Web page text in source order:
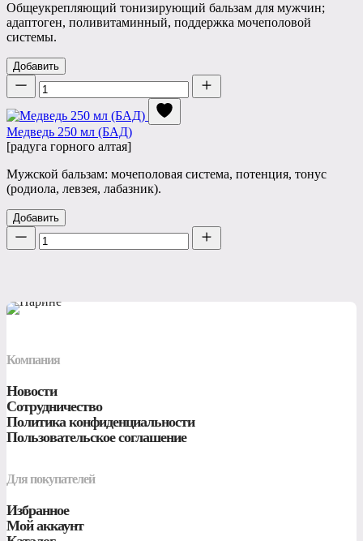
Общеукрепляющий тонизирующий бальзам для мужчин;
адаптоген, поливитаминный, поддержка мочеполовой
системы.
Добавить
Количество
Медведь 250 мл (БАД)
[радуга горного алтая]
Мужской бальзам: мочеполовая система, потенция, тонус
(родиола, левзея, лабазник).
Добавить
Количество
Компания
Новости
Сотрудничество
Политика конфиденциальности
Пользовательское соглашение
Для покупателей
Избранное
Мой аккаунт